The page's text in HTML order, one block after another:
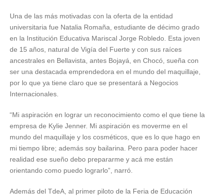
Una de las más motivadas con la oferta de la entidad
universitaria fue Natalia Romaña, estudiante de décimo grado
en la Institución Educativa Mariscal Jorge Robledo. Esta joven
de 15 años, natural de Vigía del Fuerte y con sus raíces
ancestrales en Bellavista, antes Bojayá, en Chocó, sueña con
ser una destacada emprendedora en el mundo del maquillaje,
por lo que ya tiene claro que se presentará a Negocios
Internacionales.
“Mi aspiración en lograr un reconocimiento como el que tiene la
empresa de Kylie Jenner. Mi aspiración es moverme en el
mundo del maquillaje y los cosméticos, que es lo que hago en
mi tiempo libre; además soy bailarina. Pero para poder hacer
realidad ese sueño debo prepararme y acá me están
orientando como puedo lograrlo”, narró.
Además del TdeA, al primer piloto de la Feria de Educación